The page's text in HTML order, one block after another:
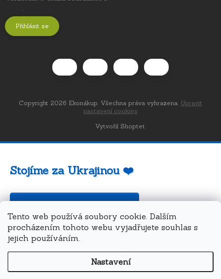
Tento web používá soubory cookie. Dalším
procházením tohoto webu vyjadřujete souhlas s
jejich používáním.
Nastavení
.
Přihlásit se
Vytvořil Shoptet
Copyright 2026 Ekonákup. Všechna práva vyhrazena. Upravit
nastavení cookies
Stojíme za Ukrajinou ❤️